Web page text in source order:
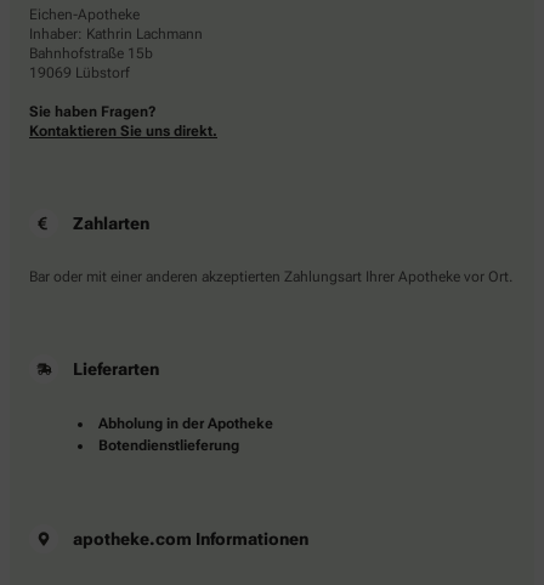
Eichen-Apotheke
Inhaber: Kathrin Lachmann
Bahnhofstraße 15b
19069 Lübstorf
Sie haben Fragen?
Kontaktieren Sie uns direkt.
Zahlarten
Bar oder mit einer anderen akzeptierten Zahlungsart Ihrer Apotheke vor Ort.
Lieferarten
Abholung in der Apotheke
Botendienstlieferung
apotheke.com Informationen